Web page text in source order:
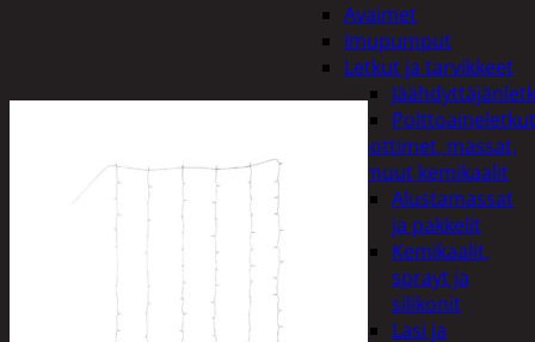
Avaimet
Imupumput
Letkut ja tarvikkeet
Polttoaineletkut
Liuottimet, massat,
ja muut kemikaalit
Alustamassat
ja pakkelit
Kemikaalit,
sprayt ja
silikonit
Lasi ja